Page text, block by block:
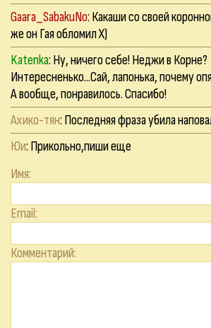
Gaara_SabakuNo: Какаши со своей
же он Гая обломил Х)
Katenka: Ну, ничего себе! Неджи в Корне?
Интересненько...Сай, лапонька, почему
А вообще, понравилось. Спасибо!
Ахико-тян: Последняя фраза убила
Юи: Прикольно,пиши еще
Имя:
Email:
Комментарий: